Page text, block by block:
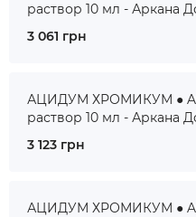
раствор 10 мл - Аркана
3 061 грн
АЦИДУМ ХРОМИКУМ ●
раствор 10 мл - Аркана
3 123 грн
АЦИДУМ ХРОМИКУМ ●